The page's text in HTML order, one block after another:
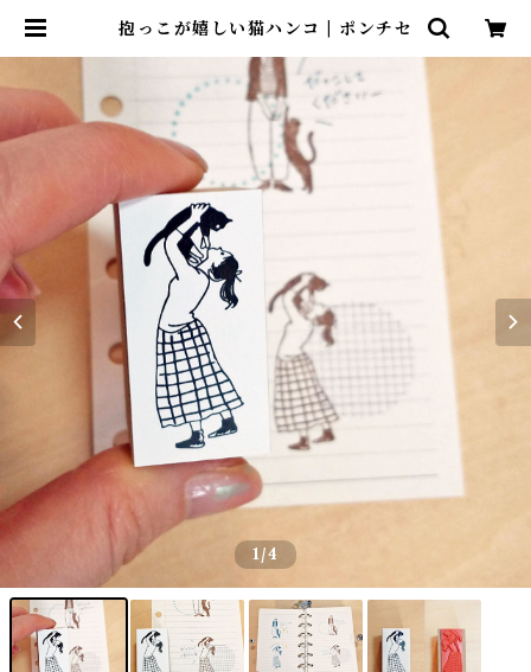
抱っこが嬉しい猫ハンコ | ポンチセ
1/4